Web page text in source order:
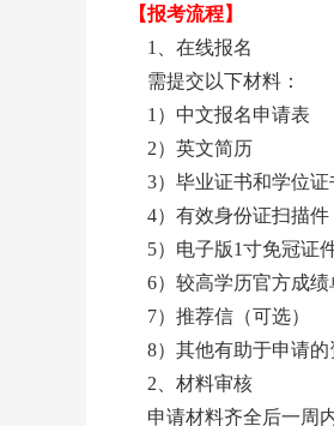
【报考流程】
1、在线报名
需提交以下材料：
1）中文报名申请表
2）英文简历
3）毕业证书和学位证
4）有效身份证扫描件
5）电子版1寸免冠证
6）较高学历官方成绩
7）推荐信（可选）
8）其他有助于申请的
2、材料审核
申请材料齐全后一周